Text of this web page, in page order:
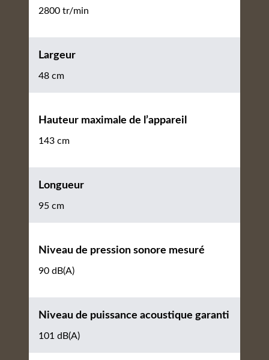
2800 tr/min
Largeur
48 cm
Hauteur maximale de l’appareil
143 cm
Longueur
95 cm
Niveau de pression sonore mesuré
90 dB(A)
Niveau de puissance acoustique garanti
101 dB(A)